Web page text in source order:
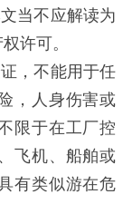
当不应解读为
许可。
，不能用于任
，人身伤害或
限于在工厂控
飞机、船舶或
有类似游在危